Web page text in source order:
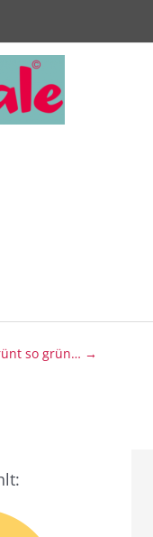
so grün… →